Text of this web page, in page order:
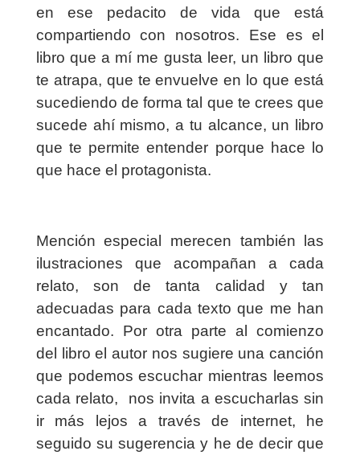
en ese pedacito de vida que está
compartiendo con nosotros. Ese es el
libro que a mí me gusta leer, un libro que
te atrapa, que te envuelve en lo que está
sucediendo de forma tal que te crees que
sucede ahí mismo, a tu alcance, un libro
que te permite entender porque hace lo
que hace el protagonista.
Mención especial merecen también las
ilustraciones que acompañan a cada
relato, son de tanta calidad y tan
adecuadas para cada texto que me han
encantado. Por otra parte al comienzo
del libro el autor nos sugiere una canción
que podemos escuchar mientras leemos
cada relato,
nos invita a escucharlas sin
ir más lejos a través de internet, he
seguido su sugerencia y he de decir que